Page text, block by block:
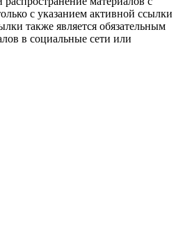
с указанием активной ссылки
также является обязательным
в социальные сети или